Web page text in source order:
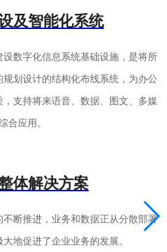
及智能化系统
数字化信息系统基础设施，是将所
划设计的结构化布线系统，为办公
支持将来语音、数据、图文、多媒
合应用。
体解决方案
断推进，业务和数据正从分散部署
地促进了企业业务的发展。